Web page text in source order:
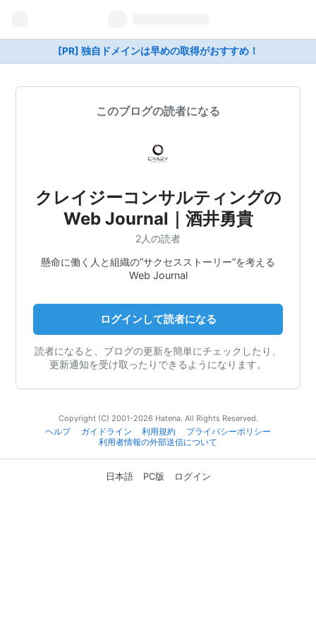
[PR] 独自ドメインは早めの取得がおすすめ！
このブログの読者になる
クレイジーコンサルティングの
Web Journal｜酒井勇貴
2人の読者
懸命に働く人と組織の”サクセスストーリー”を考える
Web Journal
ログインして読者になる
読者になると、ブログの更新を簡単にチェックしたり、
更新通知を受け取ったりできるようになります。
Copyright (C) 2001-2026 Hatena. All Rights Reserved.
ヘルプ
ガイドライン 利用規約
プライバシーポリシー
利用者情報の外部送信について
日本語 PC版 ログイン